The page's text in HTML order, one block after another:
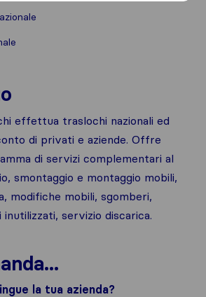
effettua traslochi nazionali ed
di privati e aziende. Offre
di servizi complementari al
smontaggio e montaggio mobili,
modifiche mobili, sgomberi,
servizio discarica.
la tua azienda?